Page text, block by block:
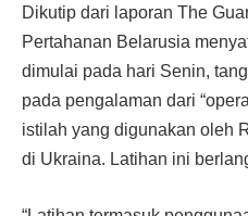
Dikutip dari laporan The
Pertahanan Belarusia
dimulai pada hari Senin,
pada pengalaman dari
istilah yang digunakan oleh
di Ukraina. Latihan ini